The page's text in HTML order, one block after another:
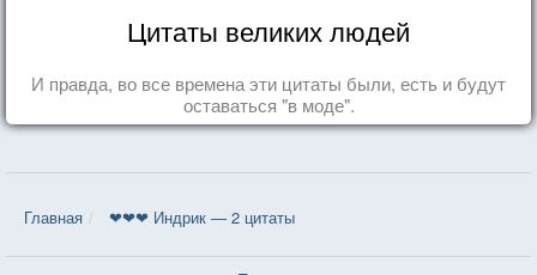
Цитаты великих людей
И правда, во все времена эти цитаты были, есть и будут
оставаться "в моде".
Главная ❤❤❤ Индрик — 2 цитаты